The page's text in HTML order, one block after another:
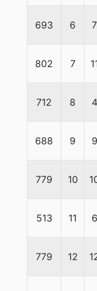
693 6 7
802 7
712 8 4
688 9 9
779 10
513 11 6
779 12